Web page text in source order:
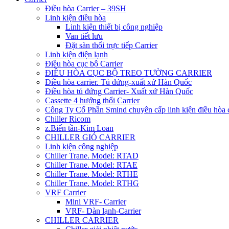
Điều hòa Carrier – 39SH
Linh kiện điều hòa
Linh kiện thiết bị công nghiệp
Van tiết lưu
Đặt sàn thổi trực tiếp Carrier
Linh kiện điện lạnh
Điều hòa cục bộ Carrier
ĐIỀU HÒA CỤC BỘ TREO TƯỜNG CARRIER
Điều hòa carrier. Tủ đứng-xuất xứ Hàn Quốc
Điều hòa tủ đứng Carrier- Xuất xứ Hàn Quốc
Cassette 4 hướng thổi Carrier
Công Ty Cổ Phần Smind chuyên cấp linh kiện điều hòa
Chiller Ricom
z.Biến tần-Kim Loan
CHILLER GIÓ CARRIER
Linh kiện công nghiệp
Chiller Trane. Model: RTAD
Chiller Trane. Model: RTAE
Chiller Trane. Model: RTHE
Chiller Trane. Model: RTHG
VRF Carrier
Mini VRF- Carrier
VRF- Dàn lạnh-Carrier
CHILLER CARRIER